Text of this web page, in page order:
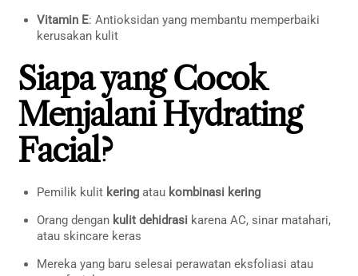
Vitamin E: Antioksidan yang membantu memperbaiki
kerusakan kulit
Siapa yang Cocok
Menjalani Hydrating
Facial?
Pemilik kulit kering atau kombinasi kering
Orang dengan kulit dehidrasi karena AC, sinar matahari,
atau skincare keras
Mereka yang baru selesai perawatan eksfoliasi atau